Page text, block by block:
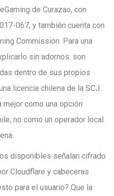
de Curazao, con
067, y también cuenta con
Commission. Para una
sin adornos: son
dentro de sus propios
licencia chilena de la SCJ.
como una opción
no como un operador local
disponibles señalan cifrado
Cloudflare y cabeceras
para el usuario? Que la